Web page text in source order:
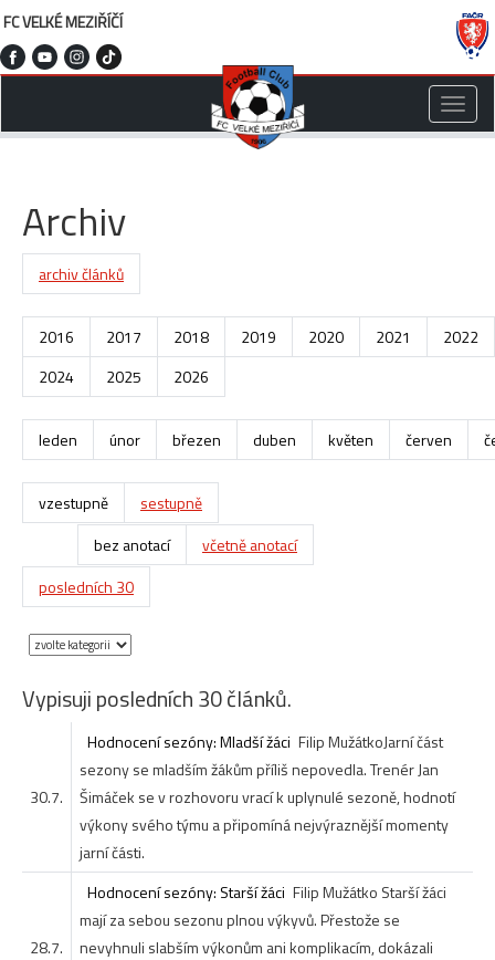
FC VELKÉ MEZIŘÍČÍ
Toggle
Archiv
archiv článků
2016 2017 2018 2019 2020 2021
2022
2024
2025 2026
leden únor březen duben květen červen
vzestupně
sestupně
bez anotací
včetně anotací
posledních 30
Vypisuji posledních 30 článků.
30.7.
Hodnocení sezóny: Mladší žáci Filip MužátkoJarní část
sezony se mladším žákům příliš nepovedla. Trenér Jan
Šimáček se v rozhovoru vrací k uplynulé sezoně, hodnotí
výkony svého týmu a připomíná nejvýraznější momenty
jarní části.
28.7.
Hodnocení sezóny: Starší žáci Filip Mužátko Starší žáci
mají za sebou sezonu plnou výkyvů. Přestože se
nevyhnuli slabším výkonům ani komplikacím, dokázali